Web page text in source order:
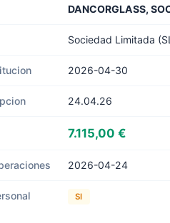
DANCORGLASS,
Sociedad Limitada
2026-04-30
24.04.26
7.115,00 €
2026-04-24
SI